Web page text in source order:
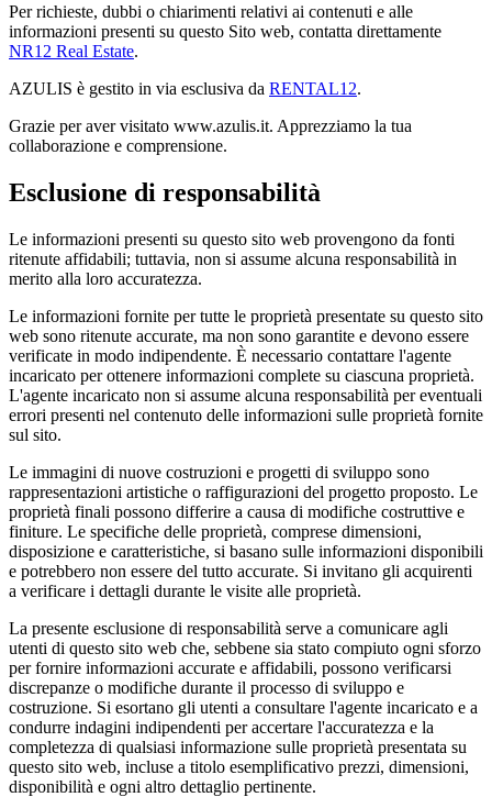
Per richieste, dubbi o chiarimenti relativi ai contenuti e alle
informazioni presenti su questo Sito web, contatta direttamente
NR12 Real Estate.
AZULIS è gestito in via esclusiva da RENTAL12.
Grazie per aver visitato www.azulis.it. Apprezziamo la tua
collaborazione e comprensione.
Esclusione di responsabilità
Le informazioni presenti su questo sito web provengono da fonti
ritenute affidabili; tuttavia, non si assume alcuna responsabilità in
merito alla loro accuratezza.
Le informazioni fornite per tutte le proprietà presentate su questo sito
web sono ritenute accurate, ma non sono garantite e devono essere
verificate in modo indipendente. È necessario contattare l'agente
incaricato per ottenere informazioni complete su ciascuna proprietà.
L'agente incaricato non si assume alcuna responsabilità per eventuali
errori presenti nel contenuto delle informazioni sulle proprietà fornite
sul sito.
Le immagini di nuove costruzioni e progetti di sviluppo sono
rappresentazioni artistiche o raffigurazioni del progetto proposto. Le
proprietà finali possono differire a causa di modifiche costruttive e
finiture. Le specifiche delle proprietà, comprese dimensioni,
disposizione e caratteristiche, si basano sulle informazioni disponibili
e potrebbero non essere del tutto accurate. Si invitano gli acquirenti
a verificare i dettagli durante le visite alle proprietà.
La presente esclusione di responsabilità serve a comunicare agli
utenti di questo sito web che, sebbene sia stato compiuto ogni sforzo
per fornire informazioni accurate e affidabili, possono verificarsi
discrepanze o modifiche durante il processo di sviluppo e
costruzione. Si esortano gli utenti a consultare l'agente incaricato e a
condurre indagini indipendenti per accertare l'accuratezza e la
completezza di qualsiasi informazione sulle proprietà presentata su
questo sito web, incluse a titolo esemplificativo prezzi, dimensioni,
disponibilità e ogni altro dettaglio pertinente.